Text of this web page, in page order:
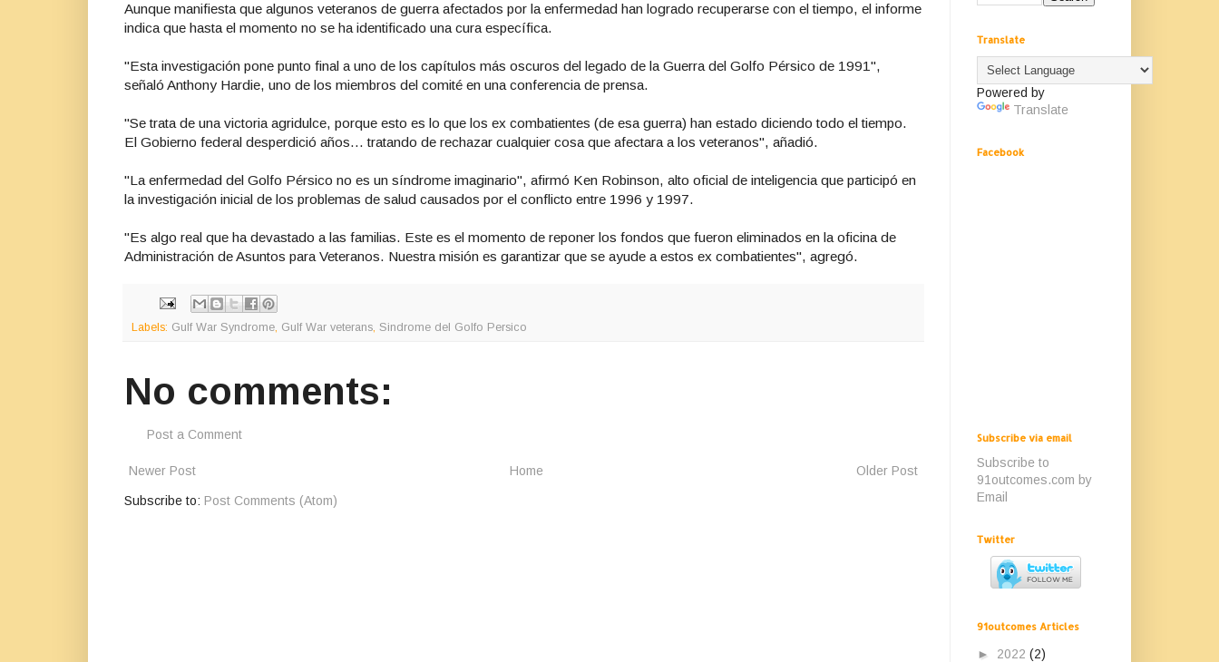
Aunque manifiesta que algunos veteranos de guerra afectados por la enfermedad han logrado recuperarse con el tiempo, el informe
indica que hasta el momento no se ha identificado una cura específica.
"Esta investigación pone punto final a uno de los capítulos más oscuros del legado de la Guerra del Golfo Pérsico de 1991",
señaló Anthony Hardie, uno de los miembros del comité en una conferencia de prensa.
"Se trata de una victoria agridulce, porque esto es lo que los ex combatientes (de esa guerra) han estado diciendo todo el tiempo.
El Gobierno federal desperdició años... tratando de rechazar cualquier cosa que afectara a los veteranos", añadió.
"La enfermedad del Golfo Pérsico no es un síndrome imaginario", afirmó Ken Robinson, alto oficial de inteligencia que participó en
la investigación inicial de los problemas de salud causados por el conflicto entre 1996 y 1997.
"Es algo real que ha devastado a las familias. Este es el momento de reponer los fondos que fueron eliminados en la oficina de
Administración de Asuntos para Veteranos. Nuestra misión es garantizar que se ayude a estos ex combatientes", agregó.
Labels: Gulf War Syndrome Gulf War veterans Sindrome del Golfo Persico
No comments:
Post a Comment
Newer Post Older Post
Home
Subscribe to: Post Comments (Atom)
Translate
Powered by
Translate
Facebook
Subscribe via email
Subscribe to
91outcomes.com by
Email
Twitter
91outcomes Articles
► 2022 (2)